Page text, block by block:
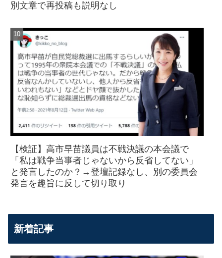
別文章で再投稿も説明なし
【検証】高市早苗議員は不戦決議の本会議で
「私は戦争当事者じゃないから反省してない」
と発言したのか？→登壇記録なし、別の委員会
発言を趣旨に反して切り取り
新着記事